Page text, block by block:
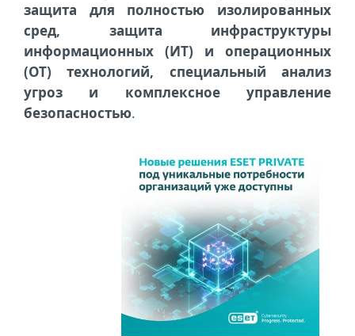
защита для полностью изолированных
сред, защита инфраструктуры
информационных (ИТ) и операционных
(ОТ) технологий, специальный анализ
угроз и комплексное управление
безопасностью.